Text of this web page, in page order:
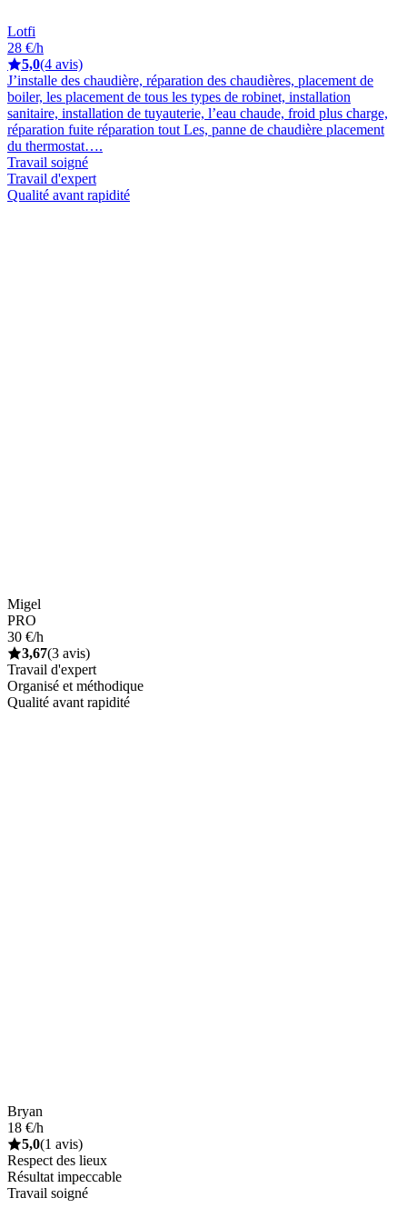
Lotfi
28 €/h
5,0(4 avis)
J’installe des chaudière, réparation des chaudières, placement de
boiler, les placement de tous les types de robinet, installation
sanitaire, installation de tuyauterie, l’eau chaude, froid plus charge,
réparation fuite réparation tout Les, panne de chaudière placement
du thermostat….
Travail soigné
Travail d'expert
Qualité avant rapidité
Migel
PRO
30 €/h
3,67(3 avis)
Travail d'expert
Organisé et méthodique
Qualité avant rapidité
Bryan
18 €/h
5,0(1 avis)
Respect des lieux
Résultat impeccable
Travail soigné